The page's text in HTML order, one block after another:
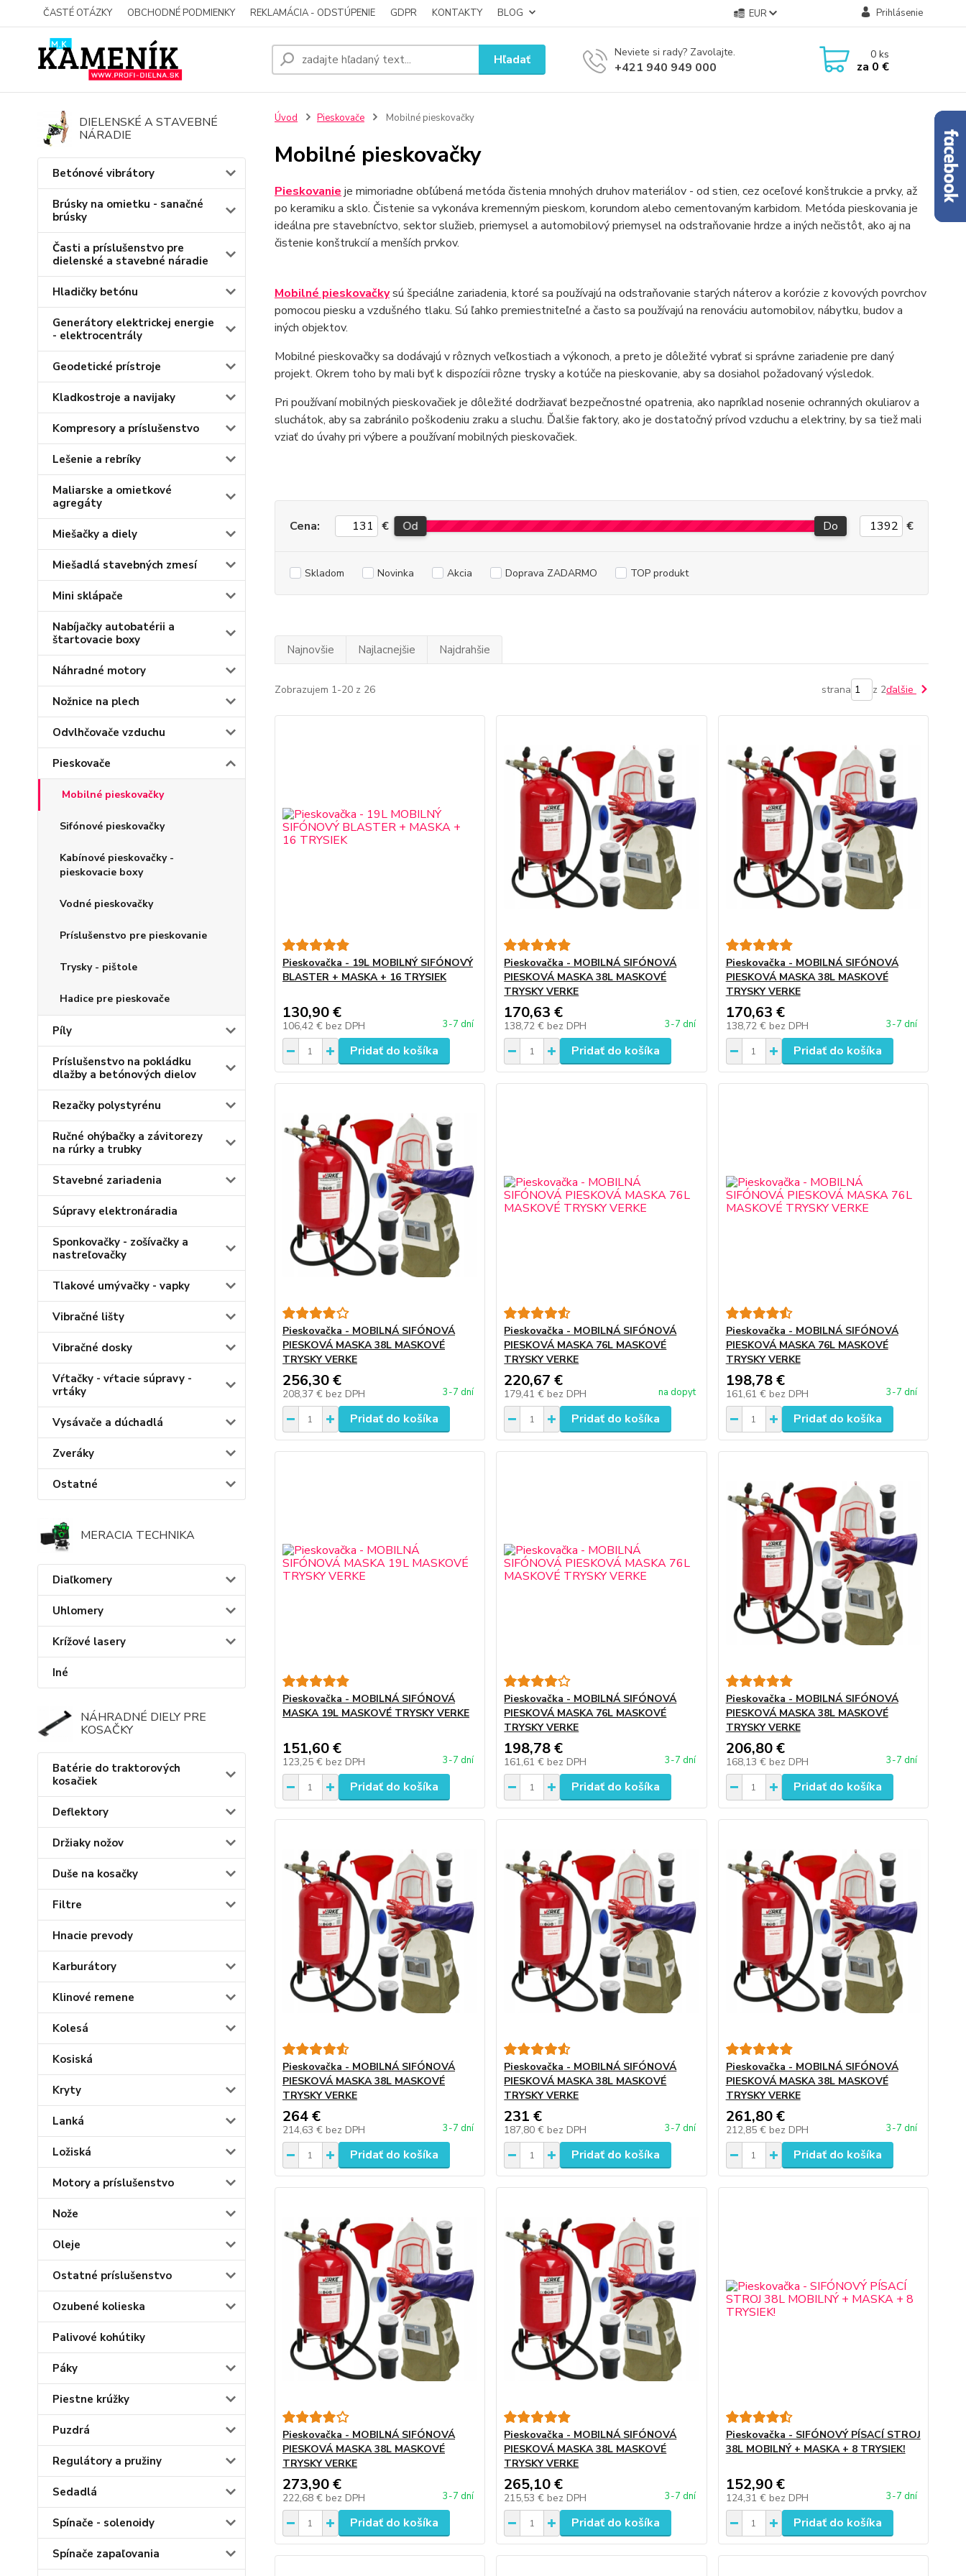
ČASTÉ OTÁZKY OBCHODNÉ PODMIENKY REKLAMÁCIA - ODSTÚPENIE GDPR KONTAKTY BLOG EUR Prihlásenie
Hľadať Neviete si rady? Zavolajte.
+421 940 949 000
0ks
za 0 €
DIELENSKÉ A STAVEBNÉ
NÁRADIE
Betónové vibrátory
Brúsky na omietku - sanačné
brúsky
Časti a príslušenstvo pre
dielenské a stavebné náradie
Hladičky betónu
Generátory elektrickej energie
- elektrocentrály
Geodetické prístroje
Kladkostroje a navijaky
Kompresory a príslušenstvo
Lešenie a rebríky
Maliarske a omietkové
agregáty
Miešačky a diely
Miešadlá stavebných zmesí
Mini sklápače
Nabíjačky autobatérii a
štartovacie boxy
Náhradné motory
Nožnice na plech
Odvlhčovače vzduchu
Pieskovače
Mobilné pieskovačky
Sifónové pieskovačky
Kabínové pieskovačky -
pieskovacie boxy
Vodné pieskovačky
Príslušenstvo pre pieskovanie
Trysky - pištole
Hadice pre pieskovače
Píly
Príslušenstvo na pokládku
dlažby a betónových dielov
Rezačky polystyrénu
Ručné ohýbačky a závitorezy
na rúrky a trubky
Stavebné zariadenia
Súpravy elektronáradia
Sponkovačky - zošívačky a
nastreľovačky
Tlakové umývačky - vapky
Vibračné lišty
Vibračné dosky
Vŕtačky - vŕtacie súpravy -
vrtáky
Vysávače a dúchadlá
Zveráky
Ostatné
MERACIA TECHNIKA
Diaľkomery
Uhlomery
Krížové lasery
Iné
NÁHRADNÉ DIELY PRE
KOSAČKY
Batérie do traktorových
kosačiek
Deflektory
Držiaky nožov
Duše na kosačky
Filtre
Hnacie prevody
Karburátory
Klinové remene
Kolesá
Kosiská
Kryty
Lanká
Ložiská
Motory a príslušenstvo
Nože
Oleje
Ostatné príslušenstvo
Ozubené kolieska
Palivové kohútiky
Páky
Piestne krúžky
Puzdrá
Regulátory a pružiny
Sedadlá
Spínače - solenoidy
Spínače zapaľovania
Úvod Pieskovače Mobilné pieskovačky
Mobilné pieskovačky
Pieskovanie je mimoriadne obľúbená metóda čistenia mnohých druhov materiálov - od stien, cez oceľové konštrukcie a prvky, až
po keramiku a sklo. Čistenie sa vykonáva kremenným pieskom, korundom alebo cementovaným karbidom. Metóda pieskovania je
ideálna pre stavebníctvo, sektor služieb, priemysel a automobilový priemysel na odstraňovanie hrdze a iných nečistôt, ako aj na
čistenie konštrukcií a menších prvkov.
Mobilné pieskovačkysú špeciálne zariadenia, ktoré sa používajú na odstraňovanie starých náterov a korózie z kovových povrchov
pomocou piesku a vzdušného tlaku. Sú ľahko premiestniteľné a často sa používajú na renováciu automobilov, nábytku, budov a
iných objektov.
Mobilné pieskovačky sa dodávajú v rôznych veľkostiach a výkonoch, a preto je dôležité vybrať si správne zariadenie pre daný
projekt. Okrem toho by mali byť k dispozícii rôzne trysky a kotúče na pieskovanie, aby sa dosiahol požadovaný výsledok.
Pri používaní mobilných pieskovačiek je dôležité dodržiavať bezpečnostné opatrenia, ako napríklad nosenie ochranných okuliarov a
sluchátok, aby sa zabránilo poškodeniu zraku a sluchu. Ďalšie faktory, ako je dostatočný prívod vzduchu a elektriny, by sa tiež mali
vziať do úvahy pri výbere a používaní mobilných pieskovačiek.
Cena: € Od Do €
Skladom Novinka Akcia Doprava ZADARMO TOP produkt
Najnovšie Najlacnejšie Najdrahšie
Zobrazujem 1-20 z 26 strana z 2ďalšie
Pieskovačka - 19L MOBILNÝ SIFÓNOVÝ
BLASTER + MASKA + 16 TRYSIEK
130,90 €
106,42 € bez DPH 3-7 dní
Pridať do košíka
Pieskovačka - MOBILNÁ SIFÓNOVÁ
PIESKOVÁ MASKA 38L MASKOVÉ
TRYSKY VERKE
170,63 €
138,72 € bez DPH 3-7 dní
Pridať do košíka
Pieskovačka - MOBILNÁ SIFÓNOVÁ
PIESKOVÁ MASKA 38L MASKOVÉ
TRYSKY VERKE
170,63 €
138,72 € bez DPH 3-7 dní
Pridať do košíka
Pieskovačka - MOBILNÁ SIFÓNOVÁ
PIESKOVÁ MASKA 38L MASKOVÉ
TRYSKY VERKE
256,30 €
208,37 € bez DPH 3-7 dní
Pridať do košíka
Pieskovačka - MOBILNÁ SIFÓNOVÁ
PIESKOVÁ MASKA 76L MASKOVÉ
TRYSKY VERKE
220,67 €
179,41 € bez DPH na dopyt
Pridať do košíka
Pieskovačka - MOBILNÁ SIFÓNOVÁ
PIESKOVÁ MASKA 76L MASKOVÉ
TRYSKY VERKE
198,78 €
161,61 € bez DPH 3-7 dní
Pridať do košíka
Pieskovačka - MOBILNÁ SIFÓNOVÁ
MASKA 19L MASKOVÉ TRYSKY VERKE
151,60 €
123,25 € bez DPH 3-7 dní
Pridať do košíka
Pieskovačka - MOBILNÁ SIFÓNOVÁ
PIESKOVÁ MASKA 76L MASKOVÉ
TRYSKY VERKE
198,78 €
161,61 € bez DPH 3-7 dní
Pridať do košíka
Pieskovačka - MOBILNÁ SIFÓNOVÁ
PIESKOVÁ MASKA 38L MASKOVÉ
TRYSKY VERKE
206,80 €
168,13 € bez DPH 3-7 dní
Pridať do košíka
Pieskovačka - MOBILNÁ SIFÓNOVÁ
PIESKOVÁ MASKA 38L MASKOVÉ
TRYSKY VERKE
264 €
214,63 € bez DPH 3-7 dní
Pridať do košíka
Pieskovačka - MOBILNÁ SIFÓNOVÁ
PIESKOVÁ MASKA 38L MASKOVÉ
TRYSKY VERKE
231 €
187,80 € bez DPH 3-7 dní
Pridať do košíka
Pieskovačka - MOBILNÁ SIFÓNOVÁ
PIESKOVÁ MASKA 38L MASKOVÉ
TRYSKY VERKE
261,80 €
212,85 € bez DPH 3-7 dní
Pridať do košíka
Pieskovačka - MOBILNÁ SIFÓNOVÁ
PIESKOVÁ MASKA 38L MASKOVÉ
TRYSKY VERKE
273,90 €
222,68 € bez DPH 3-7 dní
Pridať do košíka
Pieskovačka - MOBILNÁ SIFÓNOVÁ
PIESKOVÁ MASKA 38L MASKOVÉ
TRYSKY VERKE
265,10 €
215,53 € bez DPH 3-7 dní
Pridať do košíka
Pieskovačka - SIFÓNOVÝ PÍSACÍ STROJ
38L MOBILNÝ + MASKA + 8 TRYSIEK!
152,90 €
124,31 € bez DPH 3-7 dní
Pridať do košíka